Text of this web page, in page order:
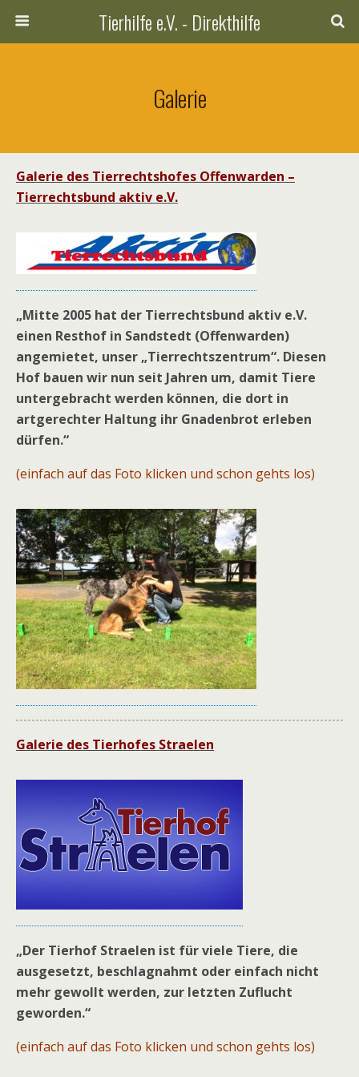
Tierhilfe e.V. - Direkthilfe
Galerie
Galerie des Tierrechtshofes Offenwarden –
Tierrechtsbund aktiv e.V.
„Mitte 2005 hat der Tierrechtsbund aktiv e.V.
einen Resthof in Sandstedt (Offenwarden)
angemietet, unser „Tierrechtszentrum“. Diesen
Hof bauen wir nun seit Jahren um, damit Tiere
untergebracht werden können, die dort in
artgerechter Haltung ihr Gnadenbrot erleben
dürfen.“
(einfach auf das Foto klicken und schon gehts los)
Galerie des Tierhofes Straelen
„Der Tierhof Straelen ist für viele Tiere, die
ausgesetzt, beschlagnahmt oder einfach nicht
mehr gewollt werden, zur letzten Zuflucht
geworden.“
(einfach auf das Foto klicken und schon gehts los)